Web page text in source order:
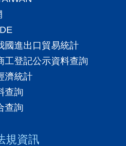
國進出口貿易統計
工登記公示資料查詢
濟統計
查詢
查詢
規資訊